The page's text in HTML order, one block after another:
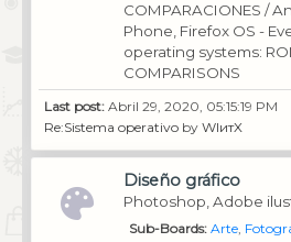
COMPARACIONES /
Phone, Firefox OS -
operating systems:
COMPARISONS
Last post: Abril 29, 2020, 05:15:19 PM
Re:Sistema operativo by WIитX
Diseño gráfico
Photoshop, Adobe
Sub-Boards Arte